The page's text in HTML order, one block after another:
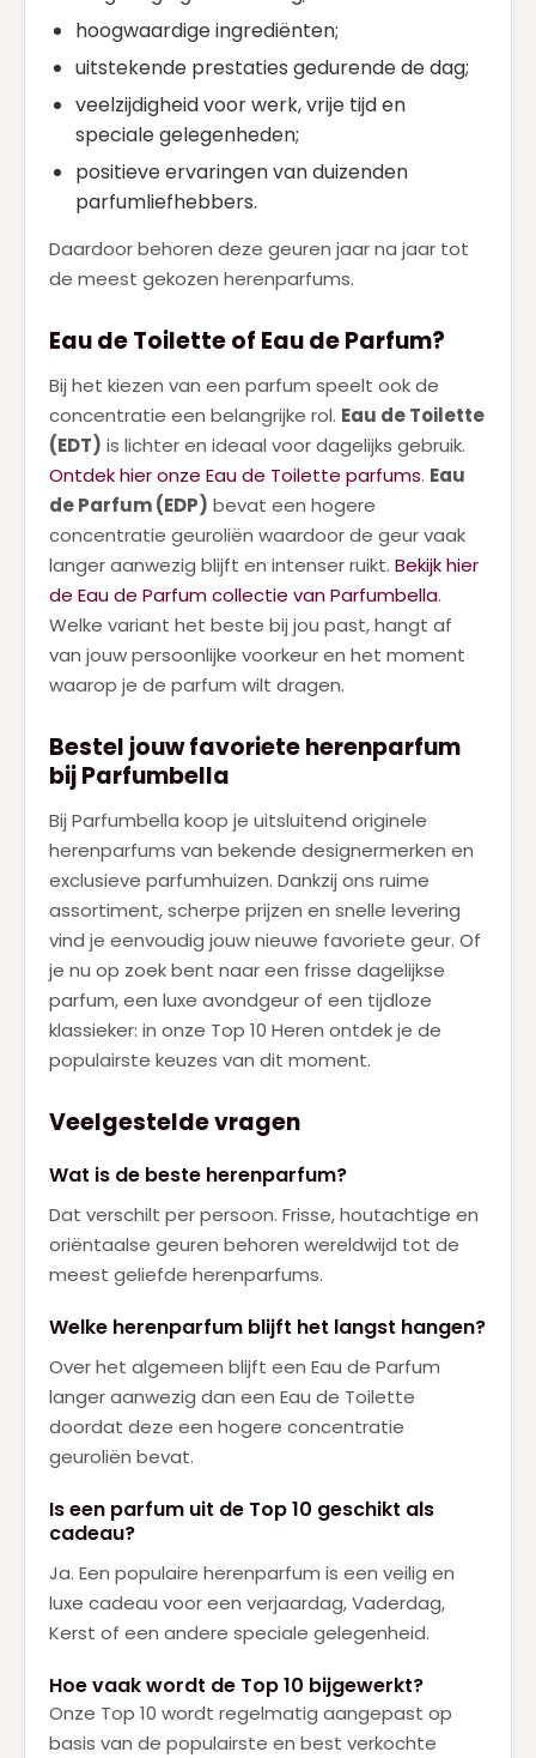
hoogwaardige ingrediënten;
uitstekende prestaties gedurende de dag;
veelzijdigheid voor werk, vrije tijd en
speciale gelegenheden;
positieve ervaringen van duizenden
parfumliefhebbers.
Daardoor behoren deze geuren jaar na jaar tot
de meest gekozen herenparfums.
Eau de Toilette of Eau de Parfum?
Bij het kiezen van een parfum speelt ook de
concentratie een belangrijke rol. Eau de Toilette
(EDT) is lichter en ideaal voor dagelijks gebruik.
Ontdek hier onze Eau de Toilette parfums. Eau
de Parfum (EDP) bevat een hogere
concentratie geuroliën waardoor de geur vaak
langer aanwezig blijft en intenser ruikt. Bekijk hier
de Eau de Parfum collectie van Parfumbella.
Welke variant het beste bij jou past, hangt af
van jouw persoonlijke voorkeur en het moment
waarop je de parfum wilt dragen.
Bestel jouw favoriete herenparfum
bij Parfumbella
Bij Parfumbella koop je uitsluitend originele
herenparfums van bekende designermerken en
exclusieve parfumhuizen. Dankzij ons ruime
assortiment, scherpe prijzen en snelle levering
vind je eenvoudig jouw nieuwe favoriete geur. Of
je nu op zoek bent naar een frisse dagelijkse
parfum, een luxe avondgeur of een tijdloze
klassieker: in onze Top 10 Heren ontdek je de
populairste keuzes van dit moment.
Veelgestelde vragen
Wat is de beste herenparfum?
Dat verschilt per persoon. Frisse, houtachtige en
oriëntaalse geuren behoren wereldwijd tot de
meest geliefde herenparfums.
Welke herenparfum blijft het langst hangen?
Over het algemeen blijft een Eau de Parfum
langer aanwezig dan een Eau de Toilette
doordat deze een hogere concentratie
geuroliën bevat.
Is een parfum uit de Top 10 geschikt als
cadeau?
Ja. Een populaire herenparfum is een veilig en
luxe cadeau voor een verjaardag, Vaderdag,
Kerst of een andere speciale gelegenheid.
Hoe vaak wordt de Top 10 bijgewerkt?
Onze Top 10 wordt regelmatig aangepast op
basis van de populairste en best verkochte